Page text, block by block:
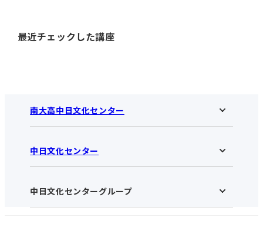
最近チェックした講座
南大高中日文化センター
南大高中日文化センターHOME
お知らせ
アクセス･営業時間
お申し込みの流れ
入会と受講のご案内
中日文化センター
中日文化センターHOME
中日文化センターとは
受講規約・会員特典
中日文化センターグループ